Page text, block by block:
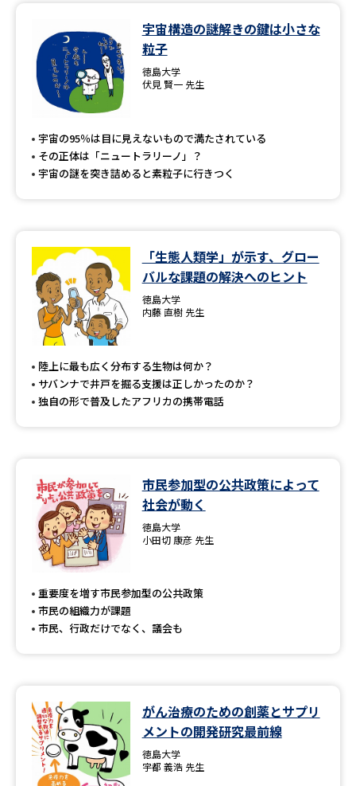
データサイエンス特集 奨学金・特待生制度特集
デジタルパンフレット 進路の３択
（高3生用）
（高2生用）
SELFBRAND特集ページ
オープンキャンパス検索 実施プログラムから探す
来場型・Web型イベント特集
受験準備
先輩が入学を決めた理由 テレメール全国一斉進学調査
新生活お役立ちガイド
学問発見
学問のミニ講義「夢ナビ講義」 学問分野解説
学問の教科書 夢ナビライブ
宇宙構造の謎解きの鍵は小さな
粒子
徳島大学
伏見 賢一 先生
宇宙の95％は目に見えないもので満たされている
その正体は「ニュートラリーノ」？
宇宙の謎を突き詰めると素粒子に行きつく
「生態人類学」が示す、グロー
バルな課題の解決へのヒント
徳島大学
内藤 直樹 先生
陸上に最も広く分布する生物は何か？
サバンナで井戸を掘る支援は正しかったのか？
独自の形で普及したアフリカの携帯電話
市民参加型の公共政策によって
社会が動く
徳島大学
小田切 康彦 先生
重要度を増す市民参加型の公共政策
市民の組織力が課題
市民、行政だけでなく、議会も
がん治療のための創薬とサプリ
メントの開発研究最前線
徳島大学
宇都 義浩 先生